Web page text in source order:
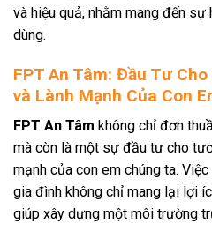
và hiệu quả, nhằm mang đến
dùng.
FPT An Tâm: Đầu Tư
và Lành Mạnh Của Con
FPT An Tâm không chỉ đơn
mà còn là một sự đầu tư cho
mạnh của con em chúng ta.
gia đình không chỉ mang lại lợi
giúp xây dựng một môi trường